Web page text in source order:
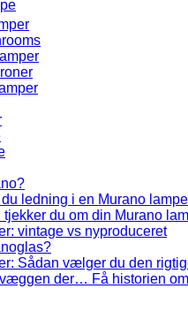
ledning i en Murano
tjekker du om din Murano
vintage vs nyproduceret
Sådan vælger du den
der… Få historien